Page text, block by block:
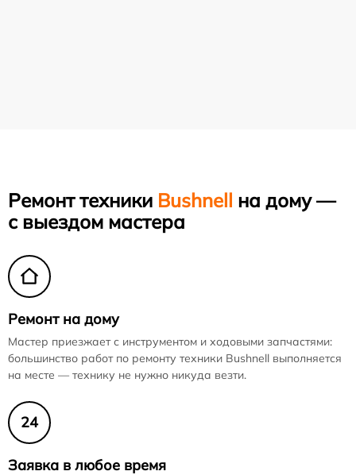
Ремонт техники Bushnell на дому —
с выездом мастера
Ремонт на дому
Мастер приезжает с инструментом и ходовыми запчастями:
большинство работ по ремонту техники Bushnell выполняется
на месте — технику не нужно никуда везти.
24
Заявка в любое время